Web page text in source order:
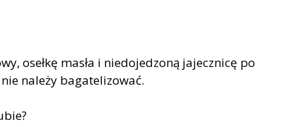
osełkę masła i niedojedzoną jajecznicę po
należy bagatelizować.